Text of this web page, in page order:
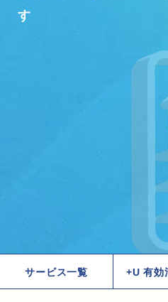
す
サービス一覧 +U 有効